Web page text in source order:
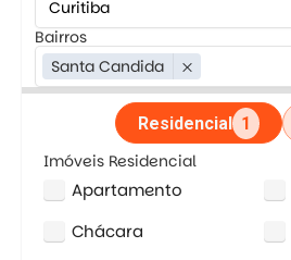
Bairros
Santa Candida
close
Residencial 1
Imóveis Residencial
Apartamento
Chácara